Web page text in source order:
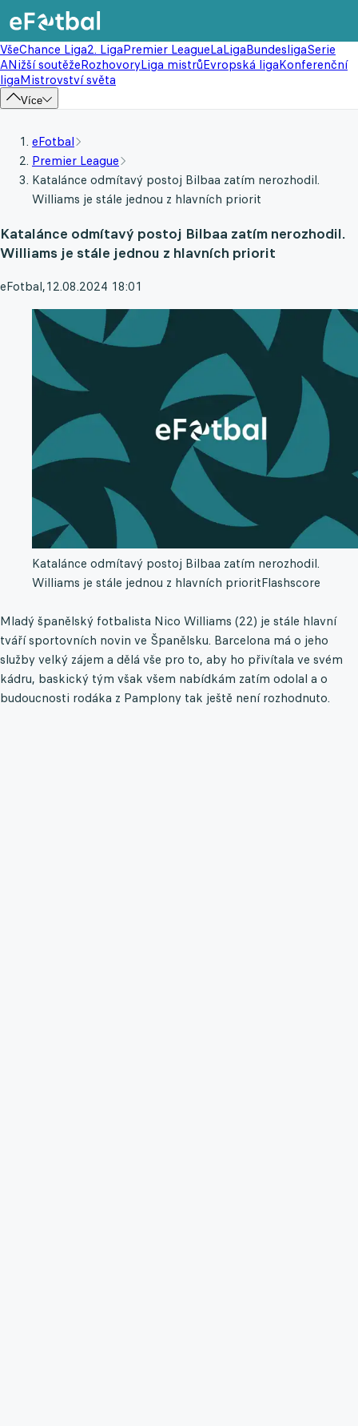
VšeChance Liga2. LigaPremier LeagueLaLigaBundesligaSerie
ANižší soutěžeRozhovoryLiga mistrůEvropská ligaKonferenční
ligaMistrovství světa
Více
eFotbal
Premier League
Katalánce odmítavý postoj Bilbaa zatím nerozhodil.
Williams je stále jednou z hlavních priorit
Katalánce odmítavý postoj Bilbaa zatím nerozhodil.
Williams je stále jednou z hlavních priorit
eFotbal,12.08.2024 18:01
Katalánce odmítavý postoj Bilbaa zatím nerozhodil.
Williams je stále jednou z hlavních prioritFlashscore
Mladý španělský fotbalista Nico Williams (22) je stále hlavní
tváří sportovních novin ve Španělsku. Barcelona má o jeho
služby velký zájem a dělá vše pro to, aby ho přivítala ve svém
kádru, baskický tým však všem nabídkám zatím odolal a o
budoucnosti rodáka z Pamplony tak ještě není rozhodnuto.